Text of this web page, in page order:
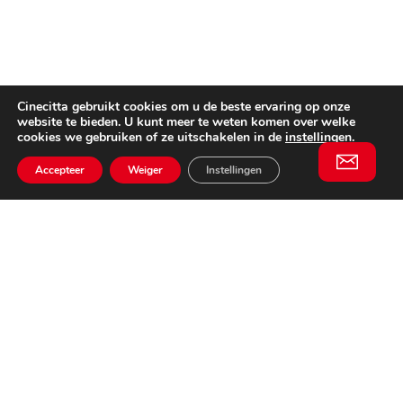
Cinecitta gebruikt cookies om u de beste ervaring op onze
website te bieden. U kunt meer te weten komen over welke
cookies we gebruiken of ze uitschakelen in de instellingen.
Accepteer Weiger Instellingen